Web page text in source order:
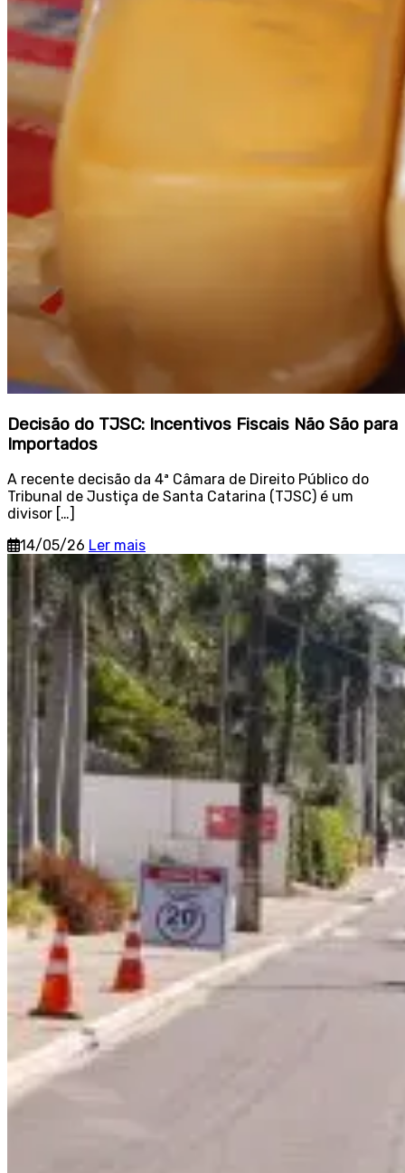
Decisão do TJSC: Incentivos Fiscais Não São para
Importados
A recente decisão da 4ª Câmara de Direito Público do
Tribunal de Justiça de Santa Catarina (TJSC) é um
divisor […]
14/05/26 Ler mais